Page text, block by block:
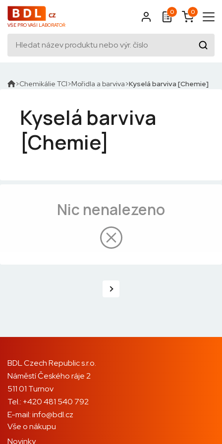
VŠE PRO VAŠI LABORATOŘ
0 0
Chemikálie TCI Mořidla a barviva Kyselá barviva [Chemie]
Kyselá barviva
[Chemie]
Nic nenalezeno
BDL Czech Republic s.r.o.
Náměstí Českého ráje 2
511 01 Turnov
Tel.: +420 481 540 792
E-mail:info@bdl.cz
Vše o nákupu
Novinky